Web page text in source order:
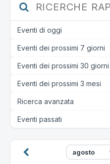
RICERCHE
Eventi di oggi
Eventi dei prossimi 7 giorni
Eventi dei prossimi 30 giorni
Eventi dei prossimi 3 mesi
Ricerca avanzata
Eventi passati